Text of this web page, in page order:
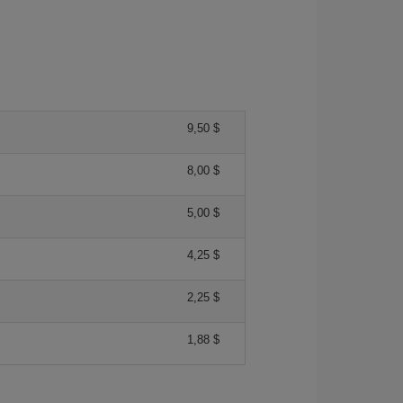
9,50 $
8,00 $
5,00 $
4,25 $
2,25 $
1,88 $